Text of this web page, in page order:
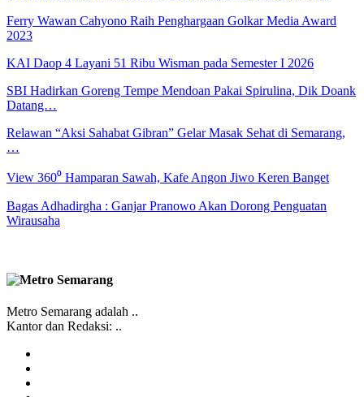
Ferry Wawan Cahyono Raih Penghargaan Golkar Media Award
2023
KAI Daop 4 Layani 51 Ribu Wisman pada Semester I 2026
SBI Hadirkan Goreng Tempe Mendoan Pakai Spirulina, Dik Doank
Datang…
Relawan “Aksi Sahabat Gibran” Gelar Masak Sehat di Semarang,
…
View 360⁰ Hamparan Sawah, Kafe Angon Jiwo Keren Banget
Bagas Adhadirgha : Ganjar Pranowo Akan Dorong Penguatan
Wirausaha
Metro Semarang adalah ..
Kantor dan Redaksi: ..